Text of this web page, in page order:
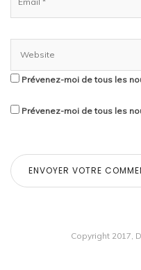
Prévenez-moi de tous les
Prévenez-moi de tous les
Copyright 2017,